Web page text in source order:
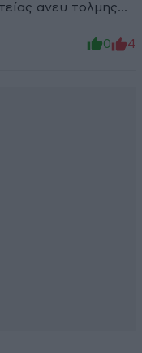
ανευ τολμης...
0 4